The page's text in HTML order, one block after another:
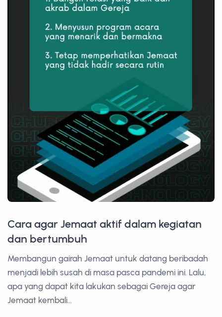
Cara agar Jemaat aktif dalam kegiatan
dan bertumbuh
Membangun gairah Jemaat untuk datang beribadah
menjadi lebih susah di masa pasca pandemi ini. Lalu,
apa yang dapat kita lakukan sebagai Gereja agar
Jemaat kembali...